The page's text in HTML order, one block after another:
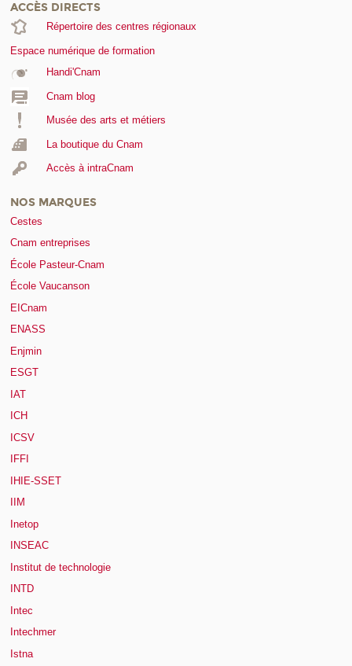
ACCÈS DIRECTS
Répertoire des centres régionaux
Espace numérique de formation
Handi'Cnam
Cnam blog
Musée des arts et métiers
La boutique du Cnam
Accès à intraCnam
NOS MARQUES
Cestes
Cnam entreprises
École Pasteur-Cnam
École Vaucanson
EICnam
ENASS
Enjmin
ESGT
IAT
ICH
ICSV
IFFI
IHIE-SSET
IIM
Inetop
INSEAC
Institut de technologie
INTD
Intec
Intechmer
Istna